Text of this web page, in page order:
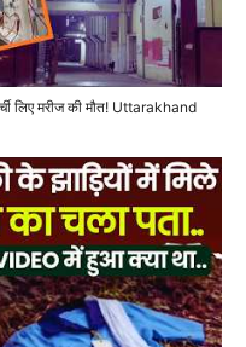
लिए मरीज की मौत! Uttarakhand